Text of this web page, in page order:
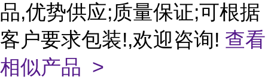
品,优势供应;质量保证;可根据
客户要求包装!,欢迎咨询! 查看
相似产品 >